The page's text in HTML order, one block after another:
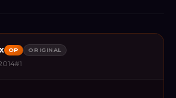
OP ORIGINAL
#1